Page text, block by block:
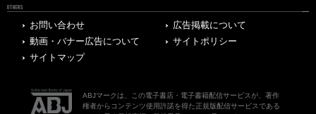
OTHERS
お問い合わせ
広告掲載について
動画・バナー広告について
サイトポリシー
サイトマップ
ABJマークは、この電子書店・電子書籍配信サービスが、著作
権者からコンテンツ使用許諾を得た正規版配信サービスである